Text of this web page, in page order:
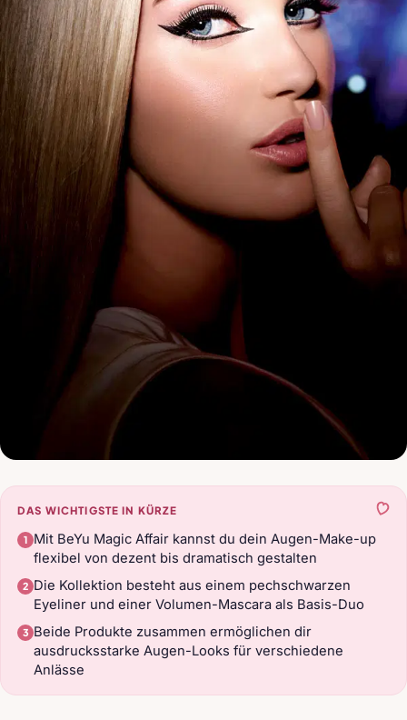
DAS WICHTIGSTE IN KÜRZE
Mit BeYu Magic Affair kannst du dein Augen-Make-up
flexibel von dezent bis dramatisch gestalten
Die Kollektion besteht aus einem pechschwarzen
Eyeliner und einer Volumen-Mascara als Basis-Duo
Beide Produkte zusammen ermöglichen dir
ausdrucksstarke Augen-Looks für verschiedene
Anlässe